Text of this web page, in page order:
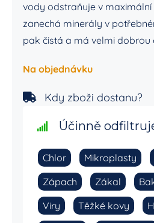
vody odstraňuje v
zanechá minerály v
pak čistá a má velmi dobrou
Na objednávku
Kdy zboži dostanu?
Účinně
Chlor Mikroplasty
Zápach
Zákal
Viry
Těžké kovy